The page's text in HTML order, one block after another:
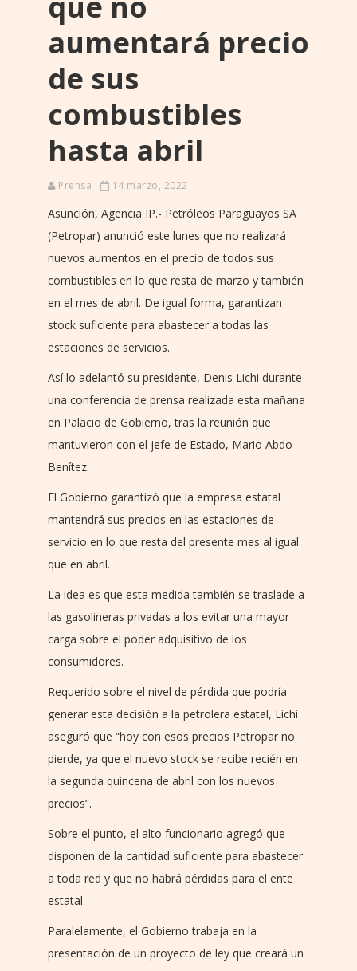
aumentará precio
de sus
combustibles
hasta abril
Prensa 14 marzo, 2022
Asunción, Agencia IP.- Petróleos Paraguayos SA
(Petropar) anunció este lunes que no realizará
nuevos aumentos en el precio de todos sus
combustibles en lo que resta de marzo y también
en el mes de abril. De igual forma, garantizan
stock suficiente para abastecer a todas las
estaciones de servicios.
Así lo adelantó su presidente, Denis Lichi durante
una conferencia de prensa realizada esta mañana
en Palacio de Gobierno, tras la reunión que
mantuvieron con el jefe de Estado, Mario Abdo
Benítez.
El Gobierno garantizó que la empresa estatal
mantendrá sus precios en las estaciones de
servicio en lo que resta del presente mes al igual
que en abril.
La idea es que esta medida también se traslade a
las gasolineras privadas a los evitar una mayor
carga sobre el poder adquisitivo de los
consumidores.
Requerido sobre el nivel de pérdida que podría
generar esta decisión a la petrolera estatal, Lichi
aseguró que “hoy con esos precios Petropar no
pierde, ya que el nuevo stock se recibe recién en
la segunda quincena de abril con los nuevos
precios”.
Sobre el punto, el alto funcionario agregó que
disponen de la cantidad suficiente para abastecer
a toda red y que no habrá pérdidas para el ente
estatal.
Paralelamente, el Gobierno trabaja en la
presentación de un proyecto de ley que creará un